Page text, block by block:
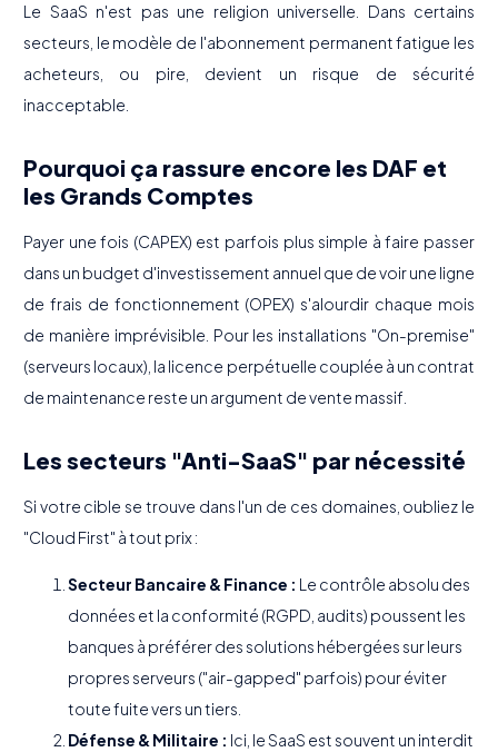
Le SaaS n'est pas une religion universelle. Dans certains
secteurs, le modèle de l'abonnement permanent fatigue les
acheteurs, ou pire, devient un risque de sécurité
inacceptable.
Pourquoi ça rassure encore les DAF et
les Grands Comptes
Payer une fois (CAPEX) est parfois plus simple à faire passer
dans un budget d'investissement annuel que de voir une ligne
de frais de fonctionnement (OPEX) s'alourdir chaque mois
de manière imprévisible. Pour les installations "On-premise"
(serveurs locaux), la licence perpétuelle couplée à un contrat
de maintenance reste un argument de vente massif.
Les secteurs "Anti-SaaS" par nécessité
Si votre cible se trouve dans l'un de ces domaines, oubliez le
"Cloud First" à tout prix :
Secteur Bancaire & Finance : Le contrôle absolu des
données et la conformité (RGPD, audits) poussent les
banques à préférer des solutions hébergées sur leurs
propres serveurs ("air-gapped" parfois) pour éviter
toute fuite vers un tiers.
Défense & Militaire : Ici, le SaaS est souvent un interdit